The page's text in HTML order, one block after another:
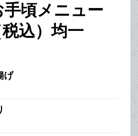
頃メニュー
税込）均一
げ